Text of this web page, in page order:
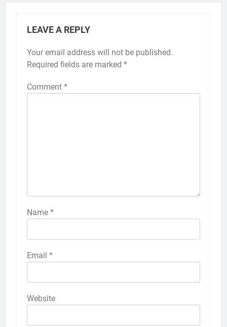
LEAVE A REPLY
Your email address will not be published.
Required fields are marked *
Comment *
Name *
Email *
Website